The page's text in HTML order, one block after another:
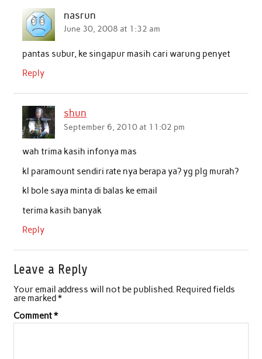
nasrun
June 30, 2008 at 1:32 am
pantas subur, ke singapur masih cari warung penyet
Reply
shun
September 6, 2010 at 11:02 pm
wah trima kasih infonya mas
kl paramount sendiri rate nya berapa ya? yg plg murah?
kl bole saya minta di balas ke email
terima kasih banyak
Reply
Leave a Reply
Your email address will not be published. Required fields
are marked*
Comment*